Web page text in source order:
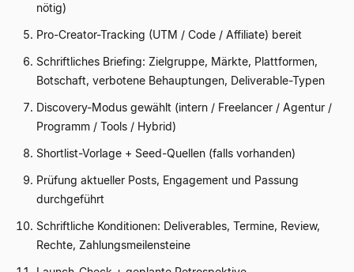
nötig)
Pro-Creator-Tracking (UTM / Code / Affiliate) bereit
Schriftliches Briefing: Zielgruppe, Märkte, Plattformen,
Botschaft, verbotene Behauptungen, Deliverable-Typen
Discovery-Modus gewählt (intern / Freelancer / Agentur /
Programm / Tools / Hybrid)
Shortlist-Vorlage + Seed-Quellen (falls vorhanden)
Prüfung aktueller Posts, Engagement und Passung
durchgeführt
Schriftliche Konditionen: Deliverables, Termine, Review,
Rechte, Zahlungsmeilensteine